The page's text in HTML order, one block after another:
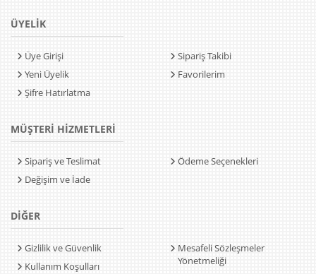
ÜYELİK
Üye Girişi
Yeni Üyelik
Şifre Hatırlatma
Sipariş Takibi
Favorilerim
MÜŞTERİ HİZMETLERİ
Sipariş ve Teslimat
Değişim ve İade
Ödeme Seçenekleri
DİĞER
Gizlilik ve Güvenlik
Kullanım Koşulları
Mesafeli Sözleşmeler
Yönetmeliği